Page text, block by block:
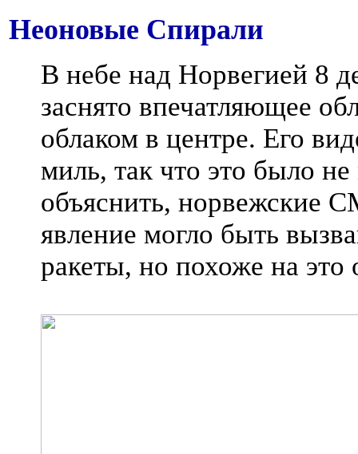
Неоновые Спирали
В небе над Норвегией 8
заснято впечатляющее
облаком в центре. Его
миль, так что это было
объяснить, норвежские
явление могло быть
ракеты, но похоже на это